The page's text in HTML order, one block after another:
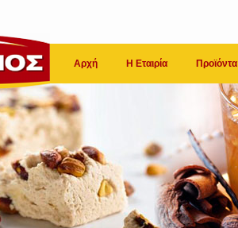
Αρχή Η Εταιρία Προϊόντα